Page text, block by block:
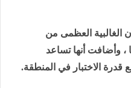
الغالبية العظمى من
، وأضافت أنها تساعد
الاختبار في المنطقة.